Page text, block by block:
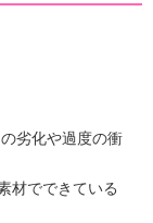
劣化や過度の衝
材でできている